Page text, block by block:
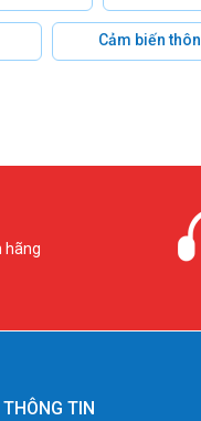
Cảm biến
hãng
THÔNG TIN